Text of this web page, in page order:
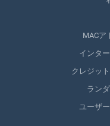
MACア
インタ
クレジッ
ラン
ユーザ